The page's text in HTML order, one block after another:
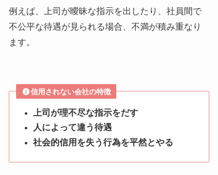
例えば、上司が曖昧な指示を出したり、社員間で
不公平な待遇が見られる場合、不満が積み重なり
ます。
信用されない会社の特徴
上司が理不尽な指示をだす
人によって違う待遇
社会的信用を失う行為を平然とやる